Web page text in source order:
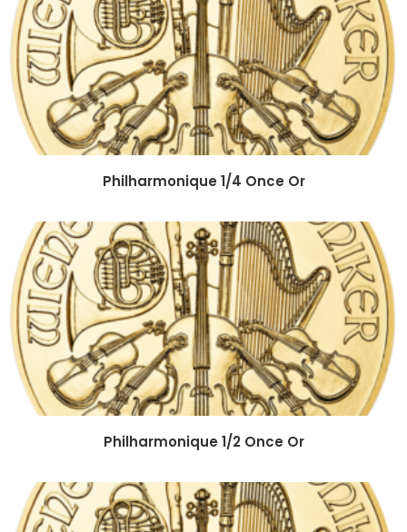
Philharmonique 1/4 Once Or
Philharmonique 1/2 Once Or